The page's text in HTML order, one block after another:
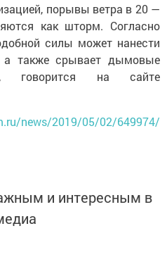
порывы ветра в 20 —
как шторм. Согласно
силы может нанести
а также срывает дымовые
говорится на сайте
news/2019/05/02/649974/
и интересным в